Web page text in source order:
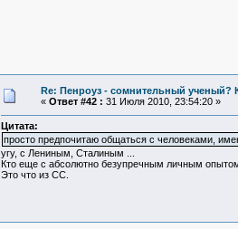
Re: Пенроуз - сомнительный ученый?
« Ответ #42 : 31 Июля 2010, 23:54:20 »
Цитата:
просто предпочитаю общаться с человеками,
угу, с Лениным, Сталиным ...
Кто еще с абсолютно безупречным личным
Это что из СС.